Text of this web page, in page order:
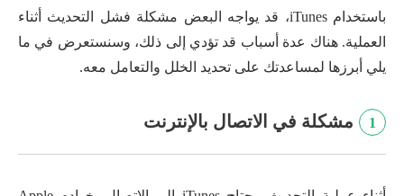
باستخدام iTunes، قد يواجه البعض مشكلة فشل التحديث أثناء
العملية. هناك عدة أسباب قد تؤدي إلى ذلك، وسنستعرض في ما
يلي أبرزها لمساعدتك على تحديد الخلل والتعامل معه.
1 مشكلة في الاتصال بالإنترنت